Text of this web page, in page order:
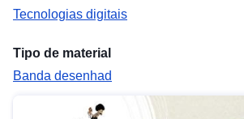
Tecnologias digitais
Tipo de material
Banda desenhad